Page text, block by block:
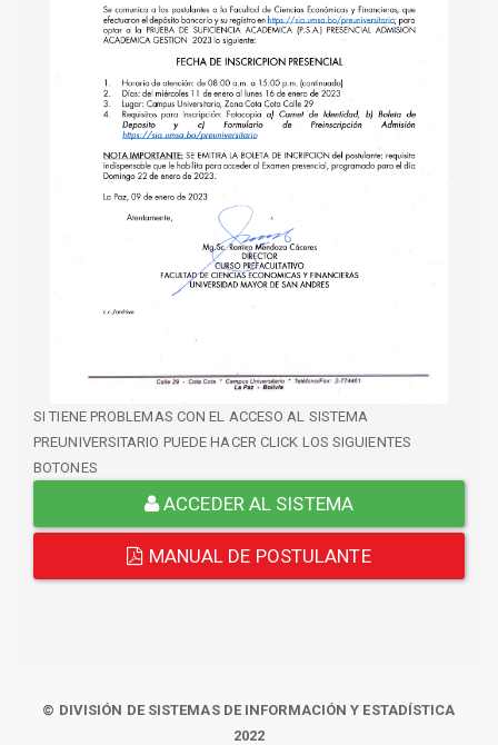
SI TIENE PROBLEMAS CON EL ACCESO AL SISTEMA
PREUNIVERSITARIO PUEDE HACER CLICK LOS SIGUIENTES
BOTONES
ACCEDER AL SISTEMA
MANUAL DE POSTULANTE
© DIVISIÓN DE SISTEMAS DE INFORMACIÓN Y ESTADÍSTICA
2022